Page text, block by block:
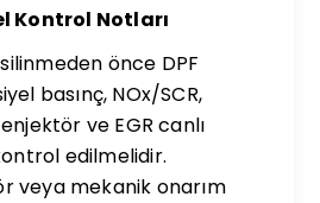
Kontrol Notları
önce DPF
basınç, NOx/SCR,
ve EGR canlı
edilmelidir.
veya mekanik onarım